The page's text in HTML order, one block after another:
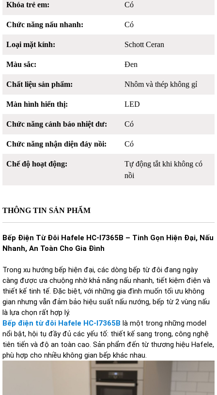
THÔNG TIN SẢN PHẨM
Bếp Điện Từ Đôi Hafele HC-I7365B – Tinh Gọn Hiện Đại, Nấu
Nhanh, An Toàn Cho Gia Đình
Trong xu hướng bếp hiện đại, các dòng bếp từ đôi đang ngày
càng được ưa chuộng nhờ khả năng nấu nhanh, tiết kiệm điện và
thiết kế tinh tế. Đặc biệt, với những gia đình muốn tối ưu không
gian nhưng vẫn đảm bảo hiệu suất nấu nướng, bếp từ 2 vùng nấu
là lựa chọn rất hợp lý.
Bếp điện từ đôi Hafele HC-I7365B là một trong những model
nổi bật, hội tụ đầy đủ các yếu tố: thiết kế sang trọng, công nghệ
tiên tiến và độ an toàn cao. Sản phẩm đến từ thương hiệu Hafele,
phù hợp cho nhiều không gian bếp khác nhau.
Khóa trẻ em: Có
Chức năng nấu nhanh: Có
Loại mặt kính: Schott Ceran
Màu sắc: Đen
Chất liệu sản phẩm: Nhôm và thép không gỉ
Màn hình hiển thị: LED
Chức năng cảnh báo nhiệt dư: Có
Chức năng nhận diện đáy nồi: Có
Chế độ hoạt động:
Tự động tắt khi không có
nồi